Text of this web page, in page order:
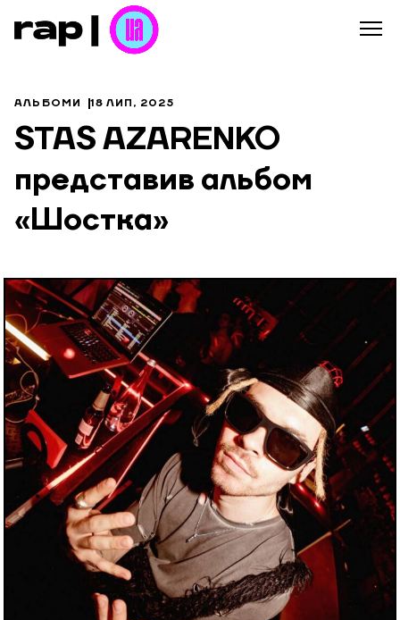
АЛЬБОМИ 18 ЛИП, 2025
STAS AZARENKO
представив альбом
«Шостка»